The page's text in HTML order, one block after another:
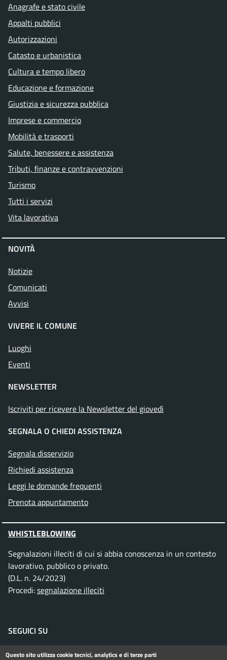
Anagrafe e stato civile
Appalti pubblici
Autorizzazioni
Catasto e urbanistica
Cultura e tempo libero
Educazione e formazione
Giustizia e sicurezza pubblica
Imprese e commercio
Mobilità e trasporti
Salute, benessere e assistenza
Tributi, finanze e contravvenzioni
Turismo
Tutti i servizi
Vita lavorativa
NOVITÀ
Notizie
Comunicati
Avvisi
VIVERE IL COMUNE
Luoghi
Eventi
NEWSLETTER
Iscriviti per ricevere la Newsletter del giovedì
SEGNALA O CHIEDI ASSISTENZA
Segnala disservizio
Richiedi assistenza
Leggi le domande frequenti
Prenota appuntamento
WHISTLEBLOWING
Segnalazioni illeciti di cui si abbia conoscenza in un contesto
lavorativo, pubblico o privato.
(D.L. n. 24/2023)
Procedi:segnalazione illeciti
SEGUICI SU
FacebookInstagram
Telegram
TwitterWhatsApp
YouTube
Questo sito utilizza cookie tecnici, analytics e di terze parti